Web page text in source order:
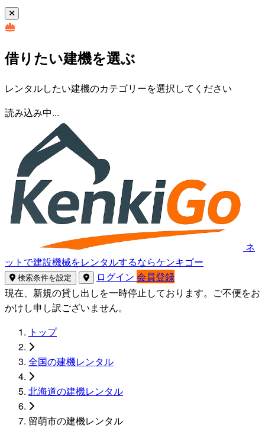
借りたい建機を選ぶ
レンタルしたい建機のカテゴリーを選択してください
読み込み中...
ネ
ットで建設機械をレンタルするならケンキゴー
検索条件を設定 ログイン 会員登録
現在、新規の貸し出しを一時停止しております。ご不便をお
かけし申し訳ございません。
トップ
全国の建機レンタル
北海道の建機レンタル
留萌市の建機レンタル